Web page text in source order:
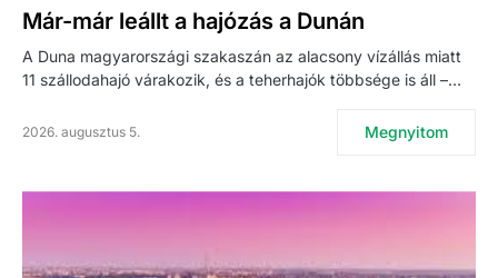
Már-már leállt a hajózás a Dunán
A Duna magyarországi szakaszán az alacsony vízállás miatt
11 szállodahajó várakozik, és a teherhajók többsége is áll –…
2026. augusztus 5. Megnyitom